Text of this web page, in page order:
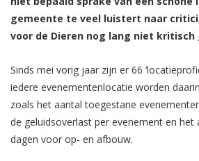
gemeente te veel luistert naar
voor de Dieren nog lang niet kritisch
Sinds mei vorig jaar zijn er 66
iedere evenementenlocatie worden
zoals het aantal toegestane
de geluidsoverlast per evenement en het
dagen voor op- en afbouw.